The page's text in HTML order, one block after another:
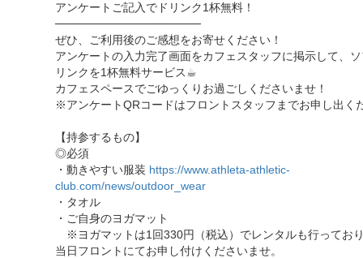
アンケートご記入でドリンク1杯無料！
──────────────────
ぜひ、ご利用後のご感想をお寄せください！
アンケートの入力完了画面をカフェスタッフに掲示して、
リンクを1杯無料サービス☕︎
カフェスペースでごゆっくりお過ごしくださいませ！
※アンケートQRコードはフロントスタッフまでお申し出く
【持参するもの】
◎必須
・動きやすい服装 https://www.athleta-athletic-
club.com/news/outdoor_wear
・タオル
・ご自身のヨガマット
※ヨガマットは1回330円（税込）でレンタルも行ってお
当日フロントにてお申し付けくださいませ。